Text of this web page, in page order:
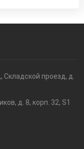
Складской проезд, д.
д. 8, корп. 32, S1